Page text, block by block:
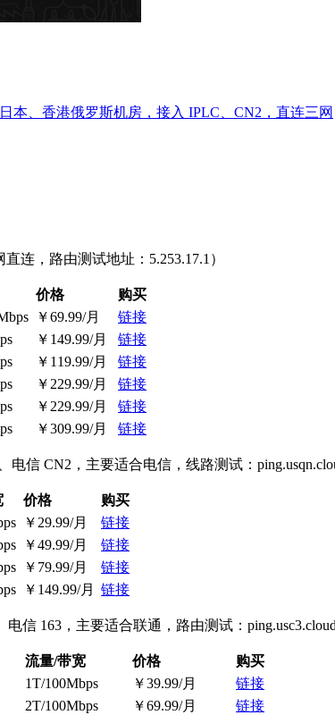
本、香港俄罗斯机房，接入 IPLC、CN2，直连三网
连，路由测试地址：5.253.17.1）
价格
购买
￥69.99/月
链接
￥149.99/月
链接
￥119.99/月
链接
￥229.99/月
链接
￥229.99/月
链接
￥309.99/月 链接
电信 CN2，主要适合电信，线路测试：
价格
购买
￥29.99/月
链接
￥49.99/月
链接
￥79.99/月
链接
￥149.99/月 链接
信 163，主要适合联通，路由测试：
流量/带宽 价格
购买
1T/100Mbps ￥39.99/月
链接
2T/100Mbps ￥69.99/月
链接